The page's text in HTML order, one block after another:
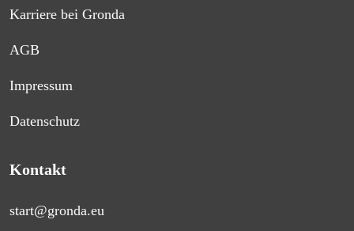
Karriere bei Gronda
AGB
Impressum
Datenschutz
Kontakt
start@gronda.eu